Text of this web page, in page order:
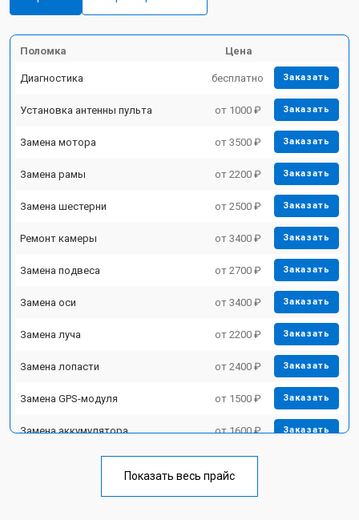
Поломка Цена
Диагностика бесплатно Заказать
Установка антенны пульта от 1000 ₽ Заказать
Замена мотора от 3500 ₽ Заказать
Замена рамы от 2200 ₽ Заказать
Замена шестерни от 2500 ₽ Заказать
Ремонт камеры от 3400 ₽ Заказать
Замена подвеса от 2700 ₽ Заказать
Замена оси от 3400 ₽ Заказать
Замена луча от 2200 ₽ Заказать
Замена лопасти от 2400 ₽ Заказать
Замена GPS-модуля от 1500 ₽ Заказать
Замена аккумулятора от 1600 ₽ Заказать
от 1800 ₽
Показать весь прайс